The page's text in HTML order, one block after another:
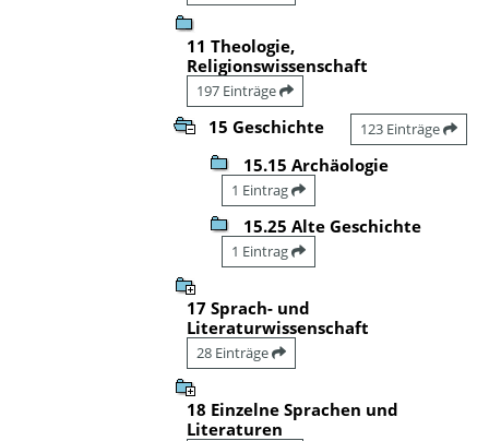
11 Theologie,
Religionswissenschaft
197 Einträge
15 Geschichte 123 Einträge
15.15 Archäologie
1 Eintrag
15.25 Alte Geschichte
1 Eintrag
17 Sprach- und
Literaturwissenschaft
28 Einträge
18 Einzelne Sprachen und
Literaturen